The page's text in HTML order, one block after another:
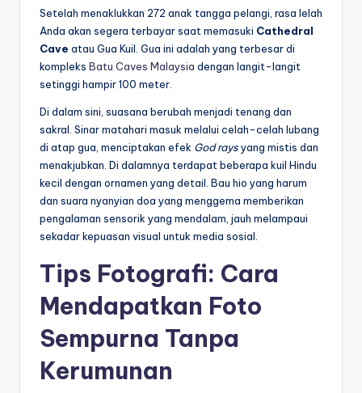
Setelah menaklukkan 272 anak tangga pelangi, rasa lelah
Anda akan segera terbayar saat memasuki Cathedral
Cave atau Gua Kuil. Gua ini adalah yang terbesar di
kompleks Batu Caves Malaysia dengan langit-langit
setinggi hampir 100 meter.
Di dalam sini, suasana berubah menjadi tenang dan
sakral. Sinar matahari masuk melalui celah-celah lubang
di atap gua, menciptakan efek God raysyang mistis dan
menakjubkan. Di dalamnya terdapat beberapa kuil Hindu
kecil dengan ornamen yang detail. Bau hio yang harum
dan suara nyanyian doa yang menggema memberikan
pengalaman sensorik yang mendalam, jauh melampaui
sekadar kepuasan visual untuk media sosial.
Tips Fotografi: Cara
Mendapatkan Foto
Sempurna Tanpa
Kerumunan